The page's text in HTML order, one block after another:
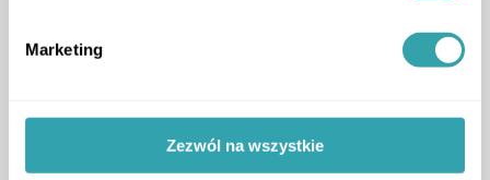
Marketing
Zezwól na wszystkie